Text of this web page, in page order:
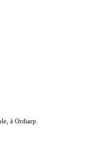
à Ordiarp.